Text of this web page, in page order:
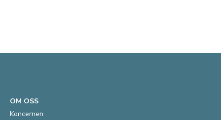
OM OSS
Koncernen